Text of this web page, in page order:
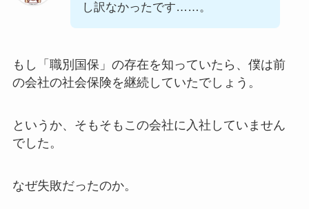
し訳なかったです……。
もし「職別国保」の存在を知っていたら、僕は前
の会社の社会保険を継続していたでしょう。
というか、そもそもこの会社に入社していません
でした。
なぜ失敗だったのか。